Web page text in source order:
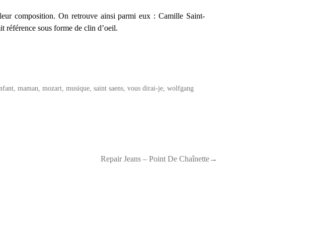
composition. On retrouve ainsi parmi eux : Camille Saint-
référence sous forme de clin d’oeil.
, maman mozart, musique, saint saens, vous dirai-je, wolfgang
Repair Jeans – Point De Chaînette→